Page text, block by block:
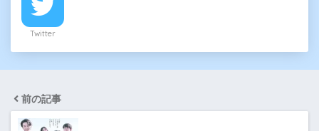
Twitter
前の記事